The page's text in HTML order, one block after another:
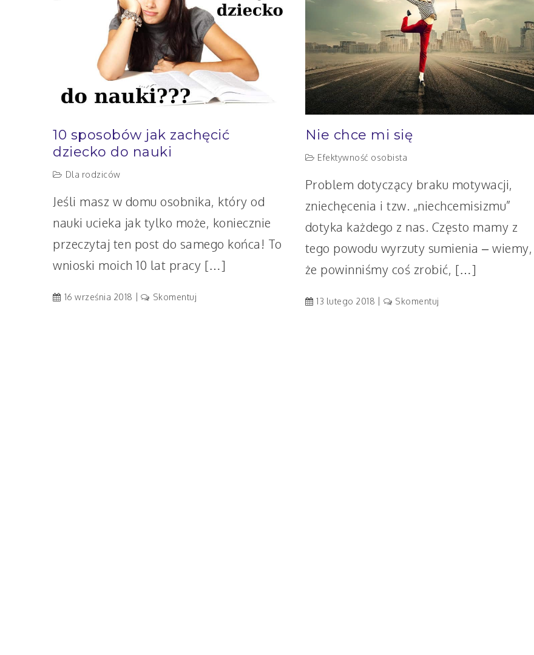
10 sposobów jak zachęcić
dziecko do nauki
Dla rodziców
Jeśli masz w domu osobnika, który od
nauki ucieka jak tylko może, koniecznie
przeczytaj ten post do samego końca! To
wnioski moich 10 lat pracy […]
16 września 2018 Skomentuj
Nie chce mi się
Efektywność osobista
Problem dotyczący braku motywacji,
zniechęcenia i tzw. „niechcemisizmu”
dotyka każdego z nas. Często mamy z
tego powodu wyrzuty sumienia – wiemy,
że powinniśmy coś zrobić, […]
13 lutego 2018 Skomentuj